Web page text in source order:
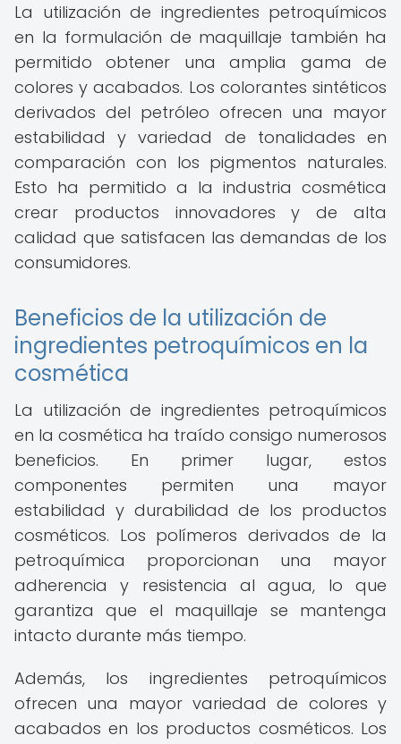
La utilización de ingredientes petroquímicos
en la formulación de maquillaje también ha
permitido obtener una amplia gama de
colores y acabados. Los colorantes sintéticos
derivados del petróleo ofrecen una mayor
estabilidad y variedad de tonalidades en
comparación con los pigmentos naturales.
Esto ha permitido a la industria cosmética
crear productos innovadores y de alta
calidad que satisfacen las demandas de los
consumidores.
Beneficios de la utilización de
ingredientes petroquímicos en la
cosmética
La utilización de ingredientes petroquímicos
en la cosmética ha traído consigo numerosos
beneficios. En primer lugar, estos
componentes permiten una mayor
estabilidad y durabilidad de los productos
cosméticos. Los polímeros derivados de la
petroquímica proporcionan una mayor
adherencia y resistencia al agua, lo que
garantiza que el maquillaje se mantenga
intacto durante más tiempo.
Además, los ingredientes petroquímicos
ofrecen una mayor variedad de colores y
acabados en los productos cosméticos. Los